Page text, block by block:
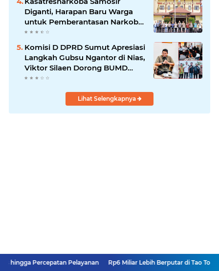
Diganti, Harapan Baru Warga
untuk Pemberantasan Narkoba
Menguat
Komisi D DPRD Sumut Apresiasi
Langkah Gubsu Ngantor di Nias,
Viktor Silaen Dorong BUMD
Kelola Rumput Laut
Lihat Selengkapnya
Pelayanan Rp6 Miliar Lebih Berputar di Tao Toba Joujou,